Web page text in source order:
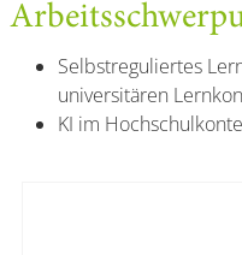
Selbstreguliertes
universitären
KI im